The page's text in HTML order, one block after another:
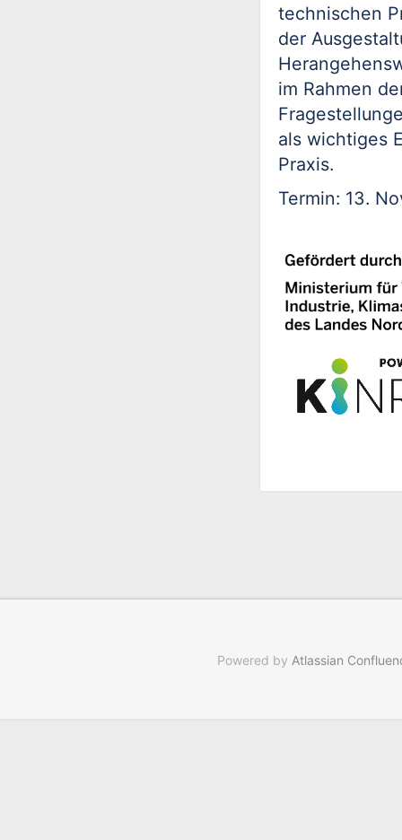
technischen
der
im Rahmen
als wichtiges
Praxis.
Termin: 13.
Powered by Atlassian